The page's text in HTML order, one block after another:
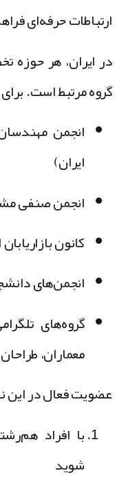
حرفه‌ای فراهم
ایران، هر حوزه
مرتبط است. برای
ایران)
انجمن صنفی
کانون بازاریابان
انجمن‌های
گروه‌های
معماران، طراحان و…
فعال در این
با افراد
شوید